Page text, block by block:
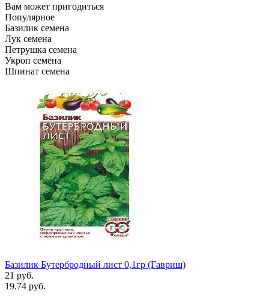
Вам может пригодиться
Популярное
Базилик семена
Лук семена
Петрушка семена
Укроп семена
Шпинат семена
Базилик Бутербродный лист 0,1гр (Гавриш)
21 руб.
19.74 руб.